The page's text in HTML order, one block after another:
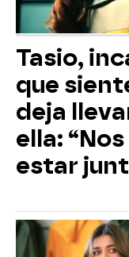
Tasio,
que
deja
ella:
estar